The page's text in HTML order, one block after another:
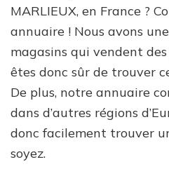
MARLIEUX, en France ?
annuaire ! Nous avons
magasins qui vendent
êtes donc sûr de trouver
De plus, notre annuaire
dans d’autres régions
donc facilement trouver
soyez.